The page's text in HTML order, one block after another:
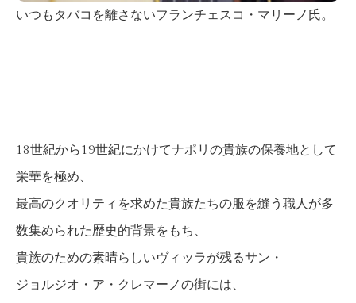
いつもタバコを離さないフランチェスコ・マリーノ氏。
18世紀から19世紀にかけてナポリの貴族の保養地として
栄華を極め、
最高のクオリティを求めた貴族たちの服を縫う職人が多
数集められた歴史的背景をもち、
貴族のための素晴らしいヴィッラが残るサン・
ジョルジオ・ア・クレマーノの街には、